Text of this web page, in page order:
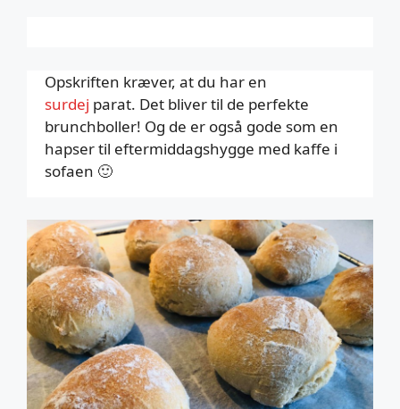
Opskriften kræver, at du har en
surdej parat. Det bliver til de perfekte
brunchboller! Og de er også gode som en
hapser til eftermiddagshygge med kaffe i
sofaen 🙂